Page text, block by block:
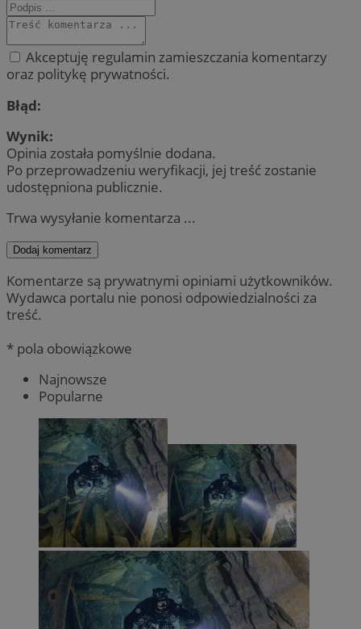
Akceptuję regulamin zamieszczania komentarzy
oraz politykę prywatności.
Błąd:
Wynik:
Opinia została pomyślnie dodana.
Po przeprowadzeniu weryfikacji, jej treść zostanie
udostępniona publicznie.
Trwa wysyłanie komentarza ...
Dodaj komentarz
Komentarze są prywatnymi opiniami użytkowników.
Wydawca portalu nie ponosi odpowiedzialności za
treść.
* pola obowiązkowe
Najnowsze
Popularne